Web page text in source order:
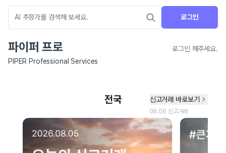
로그인
파이퍼 프로
로그인 해주세요.
PIPER Professional Services